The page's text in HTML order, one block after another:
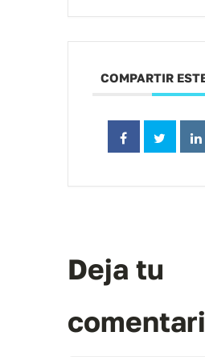
COMPARTIR
Deja tu